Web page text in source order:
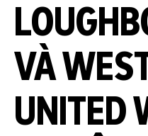
VÀ
UNITED